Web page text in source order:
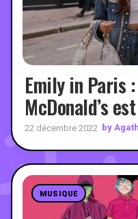
Emily in Paris
McDonald’s
22 décembre 2022 by
MUSIQUE